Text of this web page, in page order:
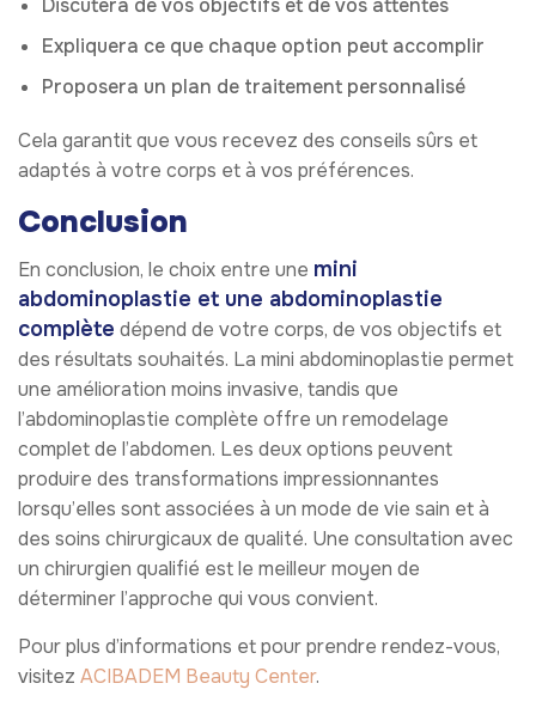
Discutera de vos objectifs et de vos attentes
Expliquera ce que chaque option peut accomplir
Proposera un plan de traitement personnalisé
Cela garantit que vous recevez des conseils sûrs et
adaptés à votre corps et à vos préférences.
Conclusion
En conclusion, le choix entre une mini
abdominoplastie et une abdominoplastie
complète dépend de votre corps, de vos objectifs et
des résultats souhaités. La mini abdominoplastie permet
une amélioration moins invasive, tandis que
l’abdominoplastie complète offre un remodelage
complet de l’abdomen. Les deux options peuvent
produire des transformations impressionnantes
lorsqu’elles sont associées à un mode de vie sain et à
des soins chirurgicaux de qualité. Une consultation avec
un chirurgien qualifié est le meilleur moyen de
déterminer l’approche qui vous convient.
Pour plus d’informations et pour prendre rendez-vous,
visitez ACIBADEM Beauty Center.